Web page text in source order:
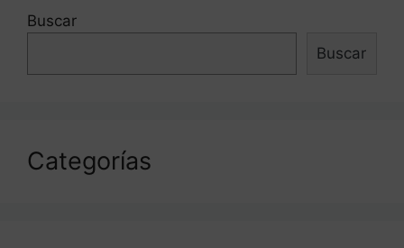
Buscar
Buscar
Categorías